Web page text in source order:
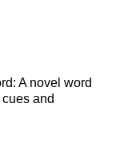
A novel word
and